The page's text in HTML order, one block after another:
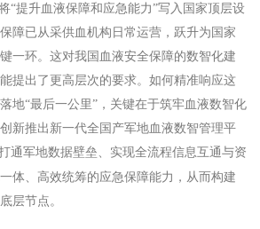
“提升血液保障和应急能力”写入国家顶层设
障已从采供血机构日常运营，跃升为国家
一环。这对我国血液安全保障的数智化建
提出了更高层次的要求。如何精准响应这
地“最后一公里”，关键在于筑牢血液数智化
新推出新一代全国产军地血液数智管理平
通军地数据壁垒、实现全流程信息互通与资
体、高效统筹的应急保障能力，从而构建
层节点。